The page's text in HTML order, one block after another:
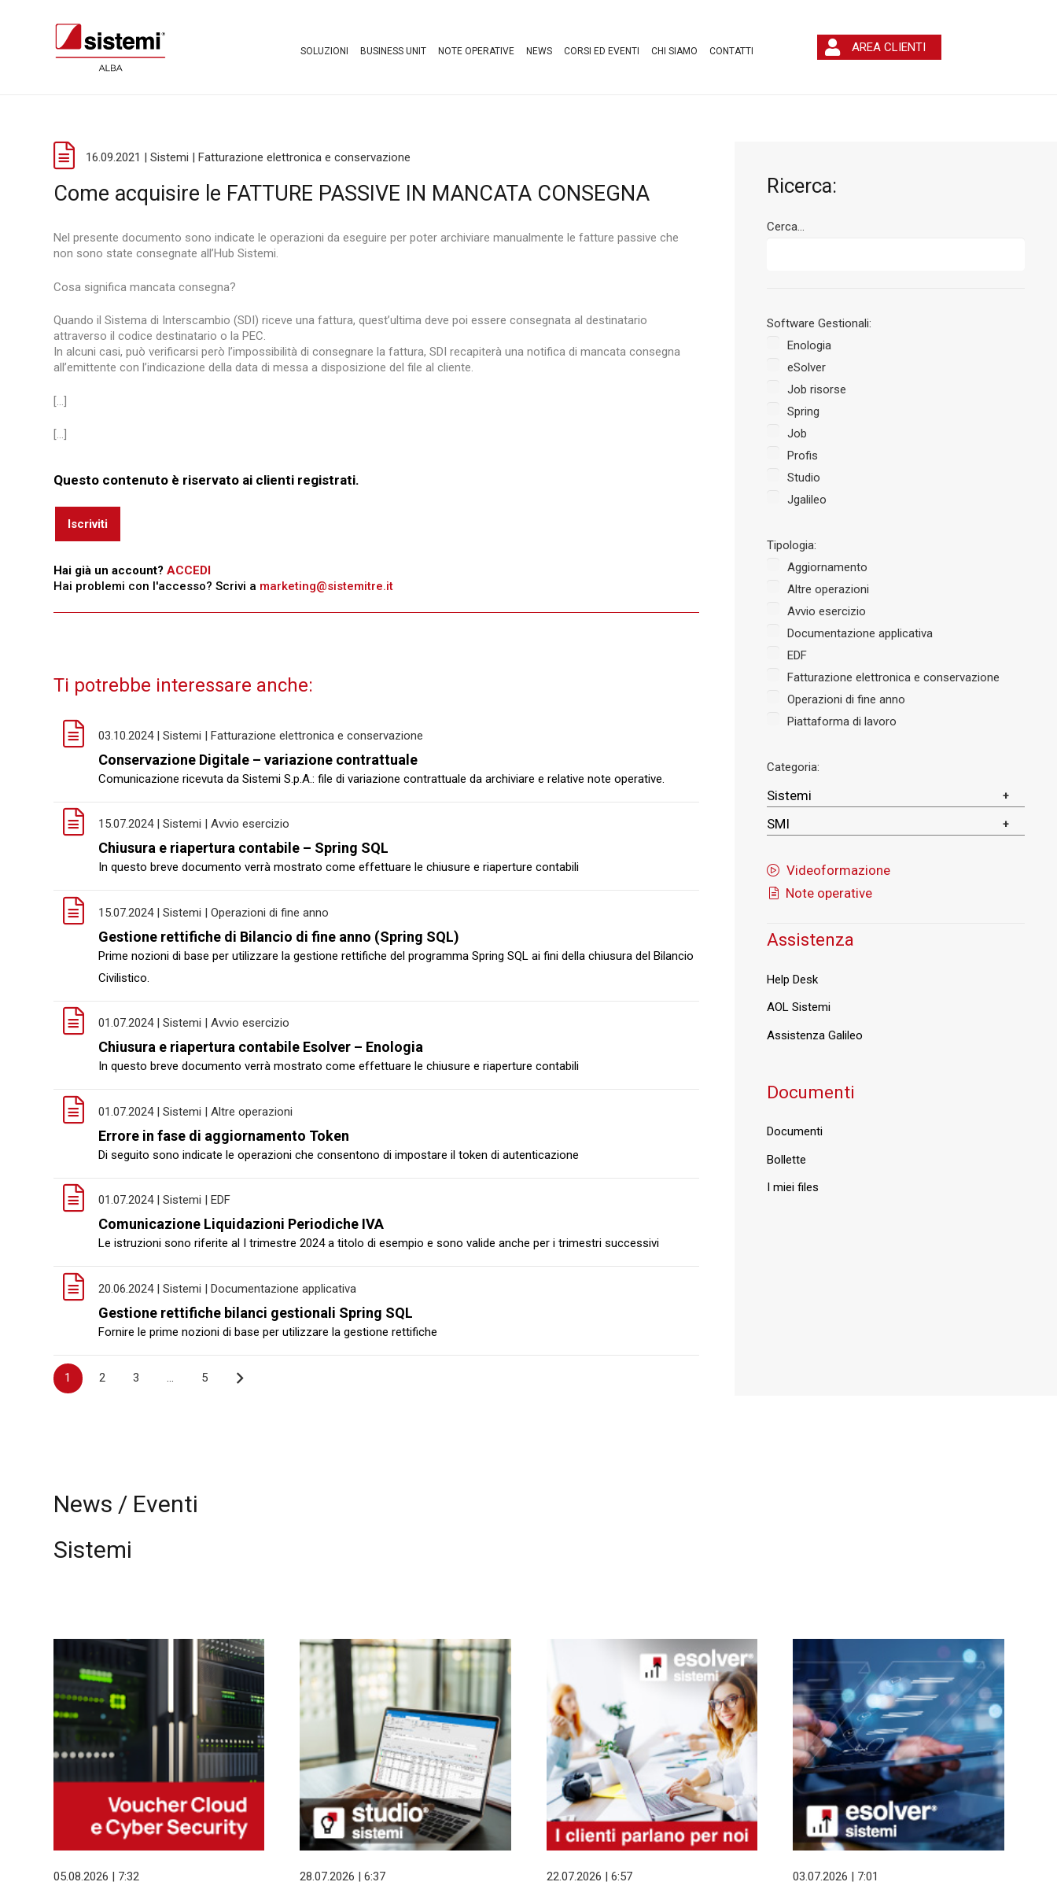
SOLUZIONI BUSINESS UNIT NOTE OPERATIVE NEWS CORSI ED EVENTI CHI SIAMO CONTATTI AREA CLIENTI
16.09.2021 | Sistemi | Fatturazione elettronica e conservazione
Come acquisire le FATTURE PASSIVE IN MANCATA CONSEGNA
Nel presente documento sono indicate le operazioni da eseguire per poter archiviare manualmente le fatture passive che
non sono state consegnate all’Hub Sistemi.
Cosa significa mancata consegna?
Quando il Sistema di Interscambio (SDI) riceve una fattura, quest’ultima deve poi essere consegnata al destinatario
attraverso il codice destinatario o la PEC.
In alcuni casi, può verificarsi però l’impossibilità di consegnare la fattura, SDI recapiterà una notifica di mancata consegna
all’emittente con l’indicazione della data di messa a disposizione del file al cliente.
[…]
[...]
Questo contenuto è riservato ai clienti registrati.
Iscriviti
Hai già un account? ACCEDI
Hai problemi con l'accesso? Scrivi a marketing@sistemitre.it
Ti potrebbe interessare anche:
03.10.2024 | Sistemi | Fatturazione elettronica e conservazione
Conservazione Digitale – variazione contrattuale
Comunicazione ricevuta da Sistemi S.p.A.: file di variazione contrattuale da archiviare e relative note operative.
15.07.2024 | Sistemi | Avvio esercizio
Chiusura e riapertura contabile – Spring SQL
In questo breve documento verrà mostrato come effettuare le chiusure e riaperture contabili
15.07.2024 | Sistemi | Operazioni di fine anno
Gestione rettifiche di Bilancio di fine anno (Spring SQL)
Prime nozioni di base per utilizzare la gestione rettifiche del programma Spring SQL ai fini della chiusura del Bilancio
Civilistico.
01.07.2024 | Sistemi | Avvio esercizio
Chiusura e riapertura contabile Esolver – Enologia
In questo breve documento verrà mostrato come effettuare le chiusure e riaperture contabili
01.07.2024 | Sistemi | Altre operazioni
Errore in fase di aggiornamento Token
Di seguito sono indicate le operazioni che consentono di impostare il token di autenticazione
01.07.2024 | Sistemi | EDF
Comunicazione Liquidazioni Periodiche IVA
Le istruzioni sono riferite al I trimestre 2024 a titolo di esempio e sono valide anche per i trimestri successivi
20.06.2024 | Sistemi | Documentazione applicativa
Gestione rettifiche bilanci gestionali Spring SQL
Fornire le prime nozioni di base per utilizzare la gestione rettifiche
Navigazione
articoli
1 2 3 … 5
Ricerca:
Cerca...
Software Gestionali:
Enologia
eSolver
Job risorse
Spring
Job
Profis
Studio
Jgalileo
Tipologia:
Aggiornamento
Altre operazioni
Avvio esercizio
Documentazione applicativa
EDF
Fatturazione elettronica e conservazione
Operazioni di fine anno
Piattaforma di lavoro
Categoria:
Sistemi
SMI
Videoformazione
Note operative
Assistenza
Help Desk
AOL Sistemi
Assistenza Galileo
Documenti
Documenti
Bollette
I miei files
News / Eventi
Sistemi
05.08.2026 | 7:32 28.07.2026 | 6:37 22.07.2026 | 6:57 03.07.2026 | 7:01